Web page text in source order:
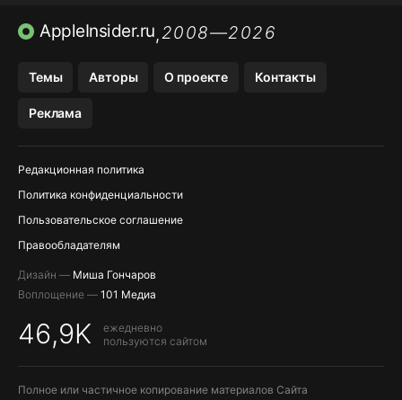
AVITO НА IPHONEВТБ ОНЛАЙН TIKTOK НА IPHONE
AppleInsider.ru,2008—2026
Темы Авторы О проекте Контакты
Реклама
Редакционная политика
Политика конфиденциальности
Пользовательское соглашение
Правообладателям
Дизайн — Миша Гончаров
Воплощение — 101 Медиа
46,9K
ежедневно
пользуются сайтом
Полное или частичное копирование материалов Сайта